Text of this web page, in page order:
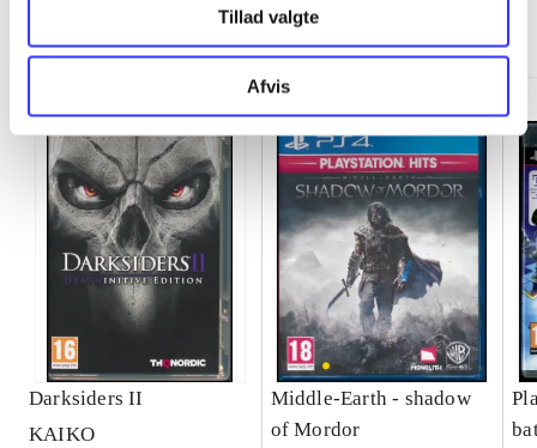
Tillad valgte
Afvis
Darksiders II
KAIKO
Middle-Earth - shadow
of Mordor